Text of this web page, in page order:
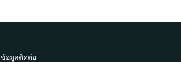
ข้อมูลติดต่อ